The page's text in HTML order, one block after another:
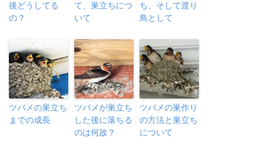
後どうしてる
の？
て、巣立ちにつ
いて
ち、そして渡り
鳥として
ツバメの巣立ち
までの成長
ツバメが巣立ち
した後に落ちる
のは何故？
ツバメの巣作り
の方法と巣立ち
について